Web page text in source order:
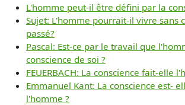
L'homme peut-il être défini par la
Sujet: L'homme pourrait-il vivre sans
passé?
Pascal: Est-ce par le travail que
conscience de soi ?
FEUERBACH: La conscience fait-elle
Emmanuel Kant: La conscience est-
l'homme ?